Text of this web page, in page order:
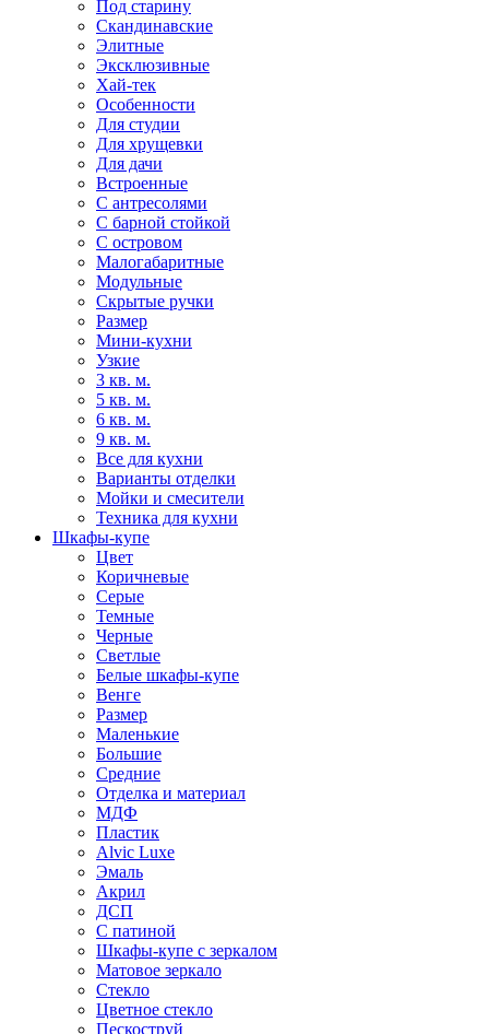
Под старину
Скандинавские
Элитные
Эксклюзивные
Хай-тек
Особенности
Для студии
Для хрущевки
Для дачи
Встроенные
С антресолями
С барной стойкой
С островом
Малогабаритные
Модульные
Скрытые ручки
Размер
Мини-кухни
Узкие
3 кв. м.
5 кв. м.
6 кв. м.
9 кв. м.
Все для кухни
Варианты отделки
Мойки и смесители
Техника для кухни
Шкафы-купе
Цвет
Коричневые
Серые
Темные
Черные
Светлые
Белые шкафы-купе
Венге
Размер
Маленькие
Большие
Средние
Отделка и материал
МДФ
Пластик
Alvic Luxe
Эмаль
Акрил
ДСП
С патиной
Шкафы-купе с зеркалом
Матовое зеркало
Стекло
Цветное стекло
Пескоструй